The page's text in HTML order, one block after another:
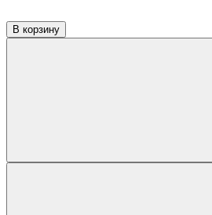
В корзину